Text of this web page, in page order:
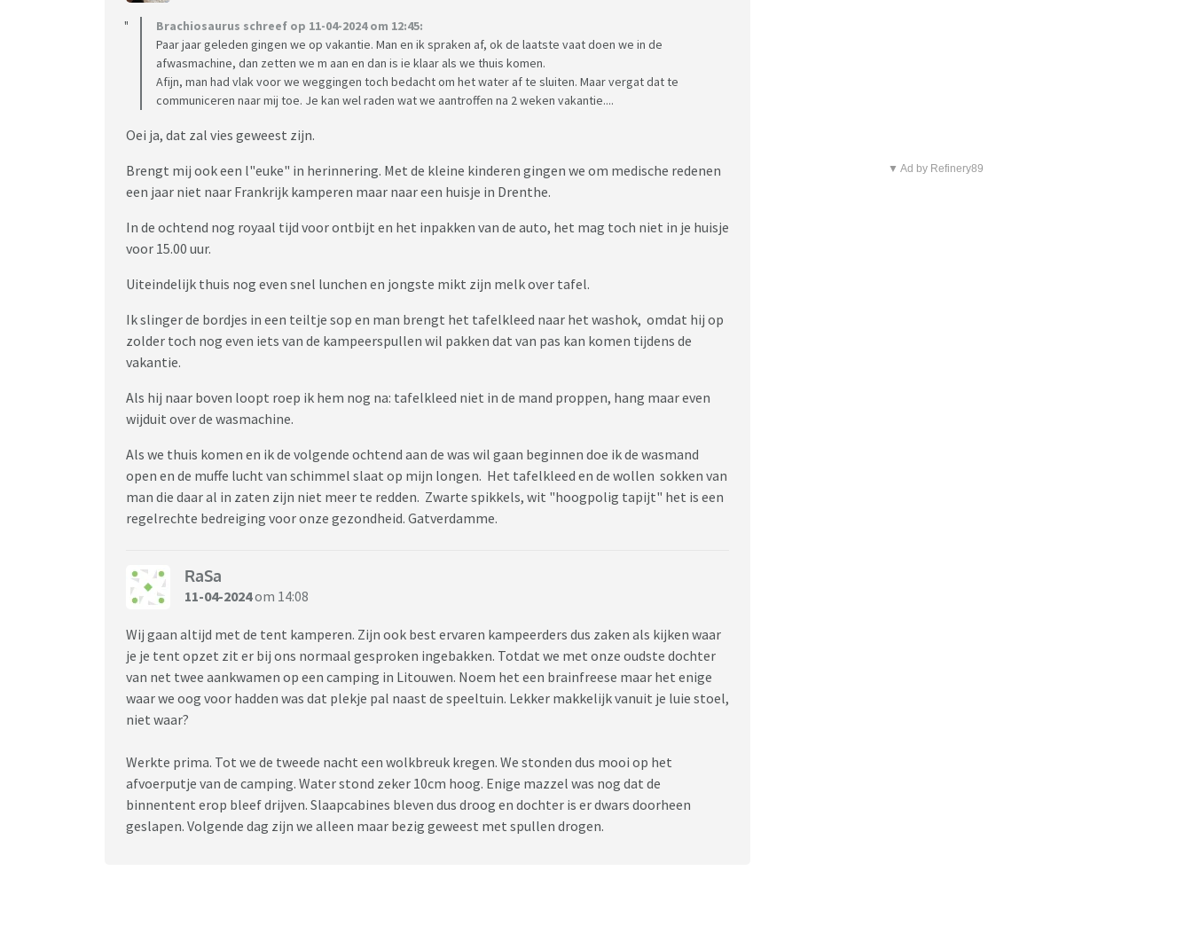
Brachiosaurus schreef op 11-04-2024 om 12:45:
Paar jaar geleden gingen we op vakantie. Man en ik spraken af, ok de laatste vaat doen we in de
afwasmachine, dan zetten we m aan en dan is ie klaar als we thuis komen.
Afijn, man had vlak voor we weggingen toch bedacht om het water af te sluiten. Maar vergat dat te
communiceren naar mij toe. Je kan wel raden wat we aantroffen na 2 weken vakantie....
Oei ja, dat zal vies geweest zijn.
Brengt mij ook een l"euke" in herinnering. Met de kleine kinderen gingen we om medische redenen
een jaar niet naar Frankrijk kamperen maar naar een huisje in Drenthe.
In de ochtend nog royaal tijd voor ontbijt en het inpakken van de auto, het mag toch niet in je huisje
voor 15.00 uur.
Uiteindelijk thuis nog even snel lunchen en jongste mikt zijn melk over tafel.
Ik slinger de bordjes in een teiltje sop en man brengt het tafelkleed naar het washok, omdat hij op
zolder toch nog even iets van de kampeerspullen wil pakken dat van pas kan komen tijdens de
vakantie.
Als hij naar boven loopt roep ik hem nog na: tafelkleed niet in de mand proppen, hang maar even
wijduit over de wasmachine.
Als we thuis komen en ik de volgende ochtend aan de was wil gaan beginnen doe ik de wasmand
open en de muffe lucht van schimmel slaat op mijn longen. Het tafelkleed en de wollen sokken van
man die daar al in zaten zijn niet meer te redden. Zwarte spikkels, wit "hoogpolig tapijt" het is een
regelrechte bedreiging voor onze gezondheid. Gatverdamme.
RaSa
11-04-2024om 14:08
Wij gaan altijd met de tent kamperen. Zijn ook best ervaren kampeerders dus zaken als kijken waar
je je tent opzet zit er bij ons normaal gesproken ingebakken. Totdat we met onze oudste dochter
van net twee aankwamen op een camping in Litouwen. Noem het een brainfreese maar het enige
waar we oog voor hadden was dat plekje pal naast de speeltuin. Lekker makkelijk vanuit je luie stoel,
niet waar?
Werkte prima. Tot we de tweede nacht een wolkbreuk kregen. We stonden dus mooi op het
afvoerputje van de camping. Water stond zeker 10cm hoog. Enige mazzel was nog dat de
binnentent erop bleef drijven. Slaapcabines bleven dus droog en dochter is er dwars doorheen
geslapen. Volgende dag zijn we alleen maar bezig geweest met spullen drogen.
▼ Ad by Refinery89